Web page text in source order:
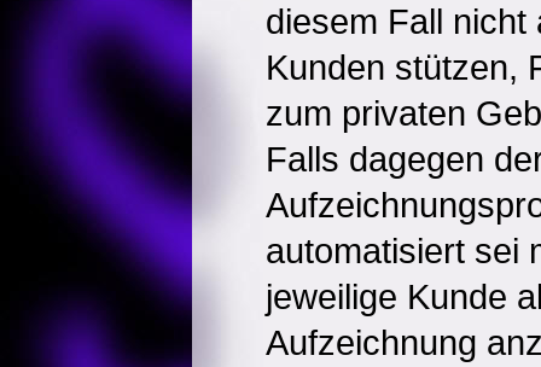
diesem Fall
Kunden stützen,
zum privaten
Falls dagegen
automatisiert sei
jeweilige Kunde
Aufzeichnung